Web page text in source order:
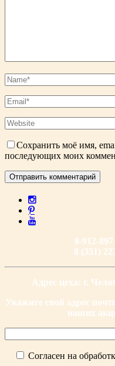
Сохранить моё имя,
последующих моих
8-912-
8 (351)
Адрес цеха: г.
Укажите свой адрес
наших
Согласен на